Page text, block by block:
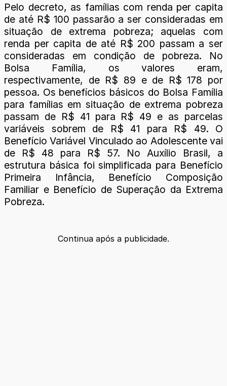
Pelo decreto, as famílias com renda per capita
de até R$ 100 passarão a ser consideradas em
situação de extrema pobreza; aquelas com
renda per capita de até R$ 200 passam a ser
consideradas em condição de pobreza. No
Bolsa Família, os valores eram,
respectivamente, de R$ 89 e de R$ 178 por
pessoa. Os benefícios básicos do Bolsa Família
para famílias em situação de extrema pobreza
passam de R$ 41 para R$ 49 e as parcelas
variáveis sobrem de R$ 41 para R$ 49. O
Benefício Variável Vinculado ao Adolescente vai
de R$ 48 para R$ 57. No Auxílio Brasil, a
estrutura básica foi simplificada para Benefício
Primeira Infância, Benefício Composição
Familiar e Benefício de Superação da Extrema
Pobreza.
Continua após a publicidade.